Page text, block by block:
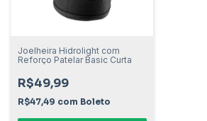
Joelheira Hidrolight com
Reforço Patelar Basic Curta
R$49,99
R$47,49 com Boleto